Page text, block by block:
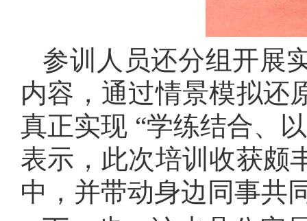
参训人员还分组开展
内容，通过情景模拟还
真正实现 “学练结合、
表示，此次培训收获颇
中，并带动身边同事共